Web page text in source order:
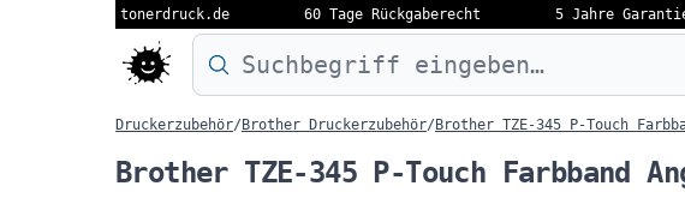
tonerdruck.de 60 Tage Rückgaberecht 5 Jahre
Druckermodell oder Produktnamen eingeben…
Druckerzubehör/ Brother Druckerzubehör/ Brother TZE-345 P-Touch
Brother TZE-345 P-Touch Farbband